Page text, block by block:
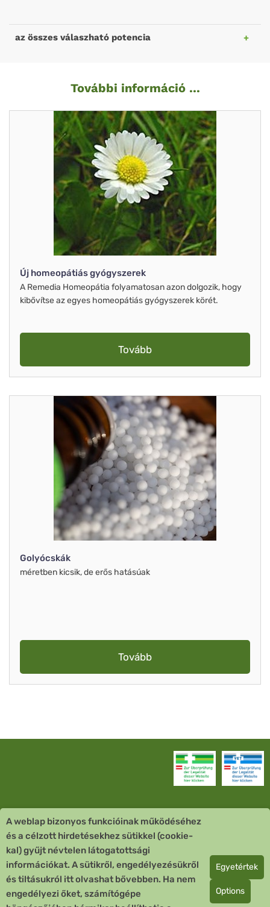
az összes válaszható potencia
További információ ...
Új homeopátiás gyógyszerek
A Remedia Homeopátia folyamatosan azon dolgozik, hogy
kibővítse az egyes homeopátiás gyógyszerek körét.
Tovább
Golyócskák
méretben kicsik, de erős hatásúak
Tovább
Vevőszolgálat
Quick Links
Fizetési mód
A weblap bizonyos funkcióinak működéséhez
és a célzott hirdetésekhez sütikkel (cookie-
kal) gyűjt névtelen látogatottsági
információkat. A sütikről, engedélyezésükről
és tiltásukról itt olvashat bővebben. Ha nem
engedélyezi őket, számítógépe
Egyetértek
Options